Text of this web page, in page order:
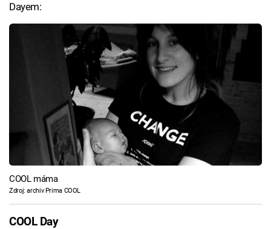
Dayem:
COOL máma
Zdroj: archiv Prima COOL
COOL Day